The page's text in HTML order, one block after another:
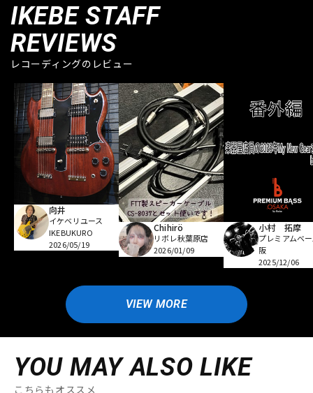
IKEBE STAFF
REVIEWS
レコーディングのレビュー
向井
イケベリユース
IKEBUKURO
2026/05/19
Chihirö
リボレ秋葉原店
2026/01/09
小村 拓摩
プレミアムベ
阪
2025/12/06
VIEW MORE
YOU MAY ALSO LIKE
こちらもオススメ